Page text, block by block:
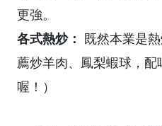
更強。
各式熱炒： 既然本業是
薦炒羊肉、鳳梨蝦球，
喔！）